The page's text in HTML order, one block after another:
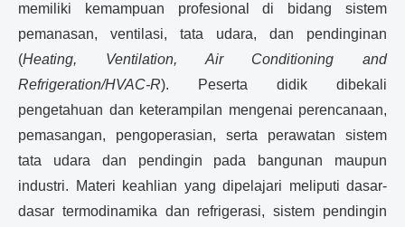
memiliki kemampuan profesional di bidang sistem
pemanasan, ventilasi, tata udara, dan pendinginan
(Heating, Ventilation, Air Conditioning and
Refrigeration/HVAC-R). Peserta didik dibekali
pengetahuan dan keterampilan mengenai perencanaan,
pemasangan, pengoperasian, serta perawatan sistem
tata udara dan pendingin pada bangunan maupun
industri. Materi keahlian yang dipelajari meliputi dasar-
dasar termodinamika dan refrigerasi, sistem pendingin